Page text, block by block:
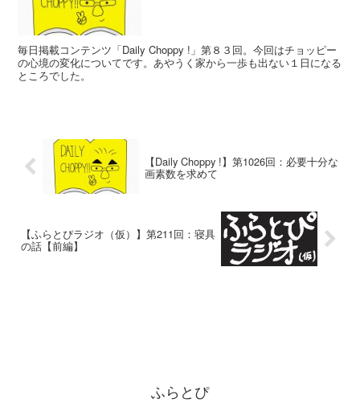
毎日掲載コンテンツ「Daily Choppy !」第８３回。今回はチョッピー
の心境の変化についてです。あやうく家から一歩も出ない１日になる
ところでした。
【Daily Choppy !】第1026回：必要十分な
画素数を求めて
【ふらとぴラジオ（仮）】第211回：寝具
の話【前編】
ふらとぴ